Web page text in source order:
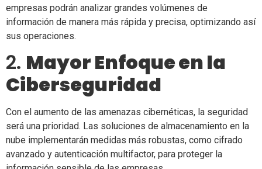
empresas podrán analizar grandes volúmenes de
información de manera más rápida y precisa, optimizando así
sus operaciones.
2. Mayor Enfoque en la
Ciberseguridad
Con el aumento de las amenazas cibernéticas, la seguridad
será una prioridad. Las soluciones de almacenamiento en la
nube implementarán medidas más robustas, como cifrado
avanzado y autenticación multifactor, para proteger la